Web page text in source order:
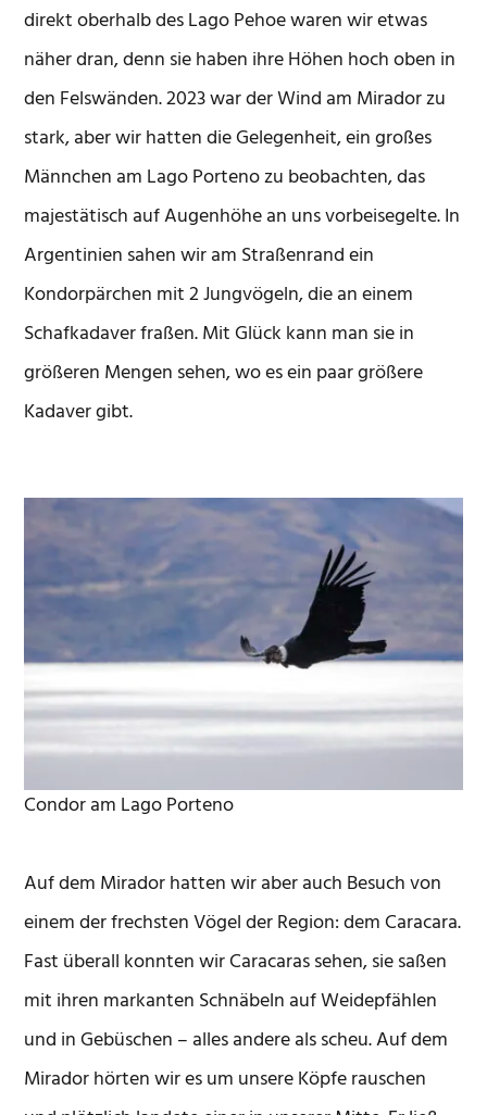
direkt oberhalb des Lago Pehoe waren wir etwas
näher dran, denn sie haben ihre Höhen hoch oben in
den Felswänden. 2023 war der Wind am Mirador zu
stark, aber wir hatten die Gelegenheit, ein großes
Männchen am Lago Porteno zu beobachten, das
majestätisch auf Augenhöhe an uns vorbeisegelte. In
Argentinien sahen wir am Straßenrand ein
Kondorpärchen mit 2 Jungvögeln, die an einem
Schafkadaver fraßen. Mit Glück kann man sie in
größeren Mengen sehen, wo es ein paar größere
Kadaver gibt.
Condor am Lago Porteno
Auf dem Mirador hatten wir aber auch Besuch von
einem der frechsten Vögel der Region: dem Caracara.
Fast überall konnten wir Caracaras sehen, sie saßen
mit ihren markanten Schnäbeln auf Weidepfählen
und in Gebüschen – alles andere als scheu. Auf dem
Mirador hörten wir es um unsere Köpfe rauschen